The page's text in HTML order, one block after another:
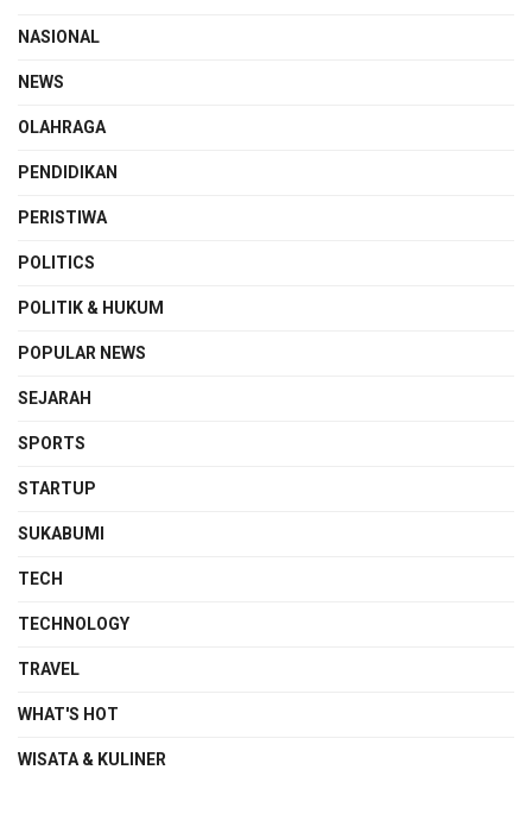
NASIONAL
NEWS
OLAHRAGA
PENDIDIKAN
PERISTIWA
POLITICS
POLITIK & HUKUM
POPULAR NEWS
SEJARAH
SPORTS
STARTUP
SUKABUMI
TECH
TECHNOLOGY
TRAVEL
WHAT'S HOT
WISATA & KULINER